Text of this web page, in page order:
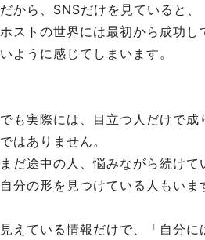
だから、SNSだけを見ていると、
ホストの世界には最初から成功し
いように感じてしまいます。
でも実際には、目立つ人だけで成
ではありません。
まだ途中の人、悩みながら続けて
自分の形を見つけている人もいま
見えている情報だけで、「自分に